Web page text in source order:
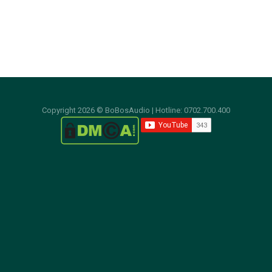
Copyright 2026 © BoBosAudio | Hotline: 0702.700.400